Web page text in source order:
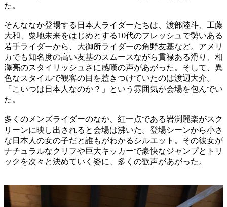
た。
そんななか登場する日本人ライダーたちは、渡部陸斗、工藤
大和、粟地未来をはじめとする10代のフレッシュで勢いある
若手ライダーから、大御所ライダーの角野友基など。アメリ
カでも知名度の高い友基のスムースながら貫禄ある滑り、相
澤亮のスタイリッシュさに感嘆の声があがった。そして、異
色なスタイルで観客の目を惹きつけていたのは渡辺大介。
「こいつは日本人なのか？」という雰囲気が会場を包んでい
た。
多くのメンズライダーのなか、紅一点である岩渕麗楽がスク
リーンに映し出されると会場は沸いた。登場シーンから小さ
な日本人の女の子だと誰もがわかるシルエット。その彼女が
ナチュラルなクリフや巨大キッカーで豪快なジャンプとトリ
ックを次々と決めていく姿に、多くの歓声があがった。